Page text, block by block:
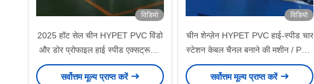
विडियो
2025 हॉट सेल चीन HYPET PVC विंडो
और डोर प्रोफाइल हाई स्पीड एक्सट्रूज़न
प्रोडक्शन लाइन UPVC स्लाइडिंग ग्लास
विंडो डोर फ्रेम बनाने की मशीनें
सर्वोत्तम मूल्य प्राप्त करें
विडियो
चीन शेन्ज़ेन HYPET PVC हाई-स्पीड चार
स्टेशन केबल चैनल बनाने की मशीन / PVC
वायरिंग डक्ट ट्रंकिंग एक्सट्रूज़न उत्पादन
लाइन
सर्वोत्तम मूल्य प्राप्त करें